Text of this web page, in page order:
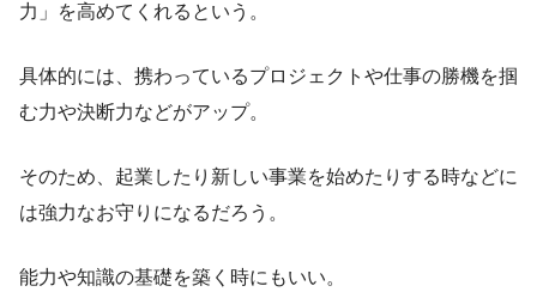
力」を高めてくれるという。
具体的には、携わっているプロジェクトや仕事の勝機を掴
む力や決断力などがアップ。
そのため、起業したり新しい事業を始めたりする時などに
は強力なお守りになるだろう。
能力や知識の基礎を築く時にもいい。